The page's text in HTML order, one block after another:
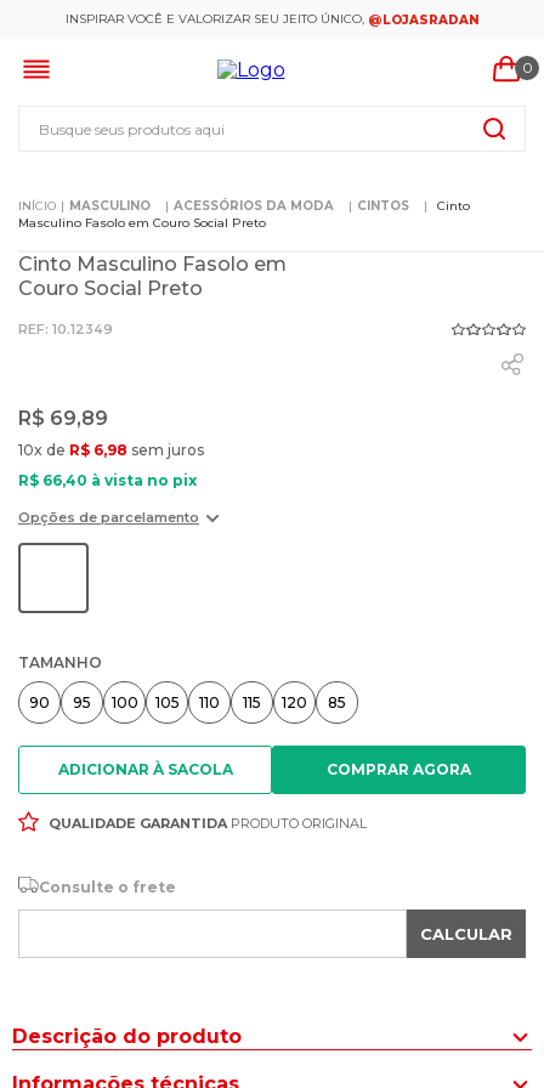
INSPIRAR VOCÊ E VALORIZAR SEU JEITO ÚNICO, @LOJASRADAN
0
MASCULINO ACESSÓRIOS DA MODA CINTOS
Cinto
Masculino Fasolo em Couro Social Preto
Cinto Masculino Fasolo em
Couro Social Preto
: 10.12349
R$ 69,89
10x de R$ 6,98 sem juros
R$ 66,40 à vista no pix
Opções de parcelamento
TAMANHO
90 95 100 105 110 115 120 85
ADICIONAR À SACOLA
QUALIDADE GARANTIDAPRODUTO ORIGINAL
Consulte o frete
CALCULAR
Descrição do produto
Os cintos Fasolo possuem padrão de qualidade superior. São